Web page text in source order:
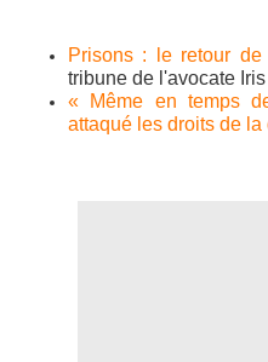
Prisons : le retour de
tribune de l'avocate
« Même en temps
attaqué les droits de la